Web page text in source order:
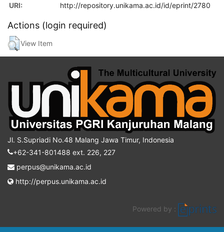
URI: http://repository.unikama.ac.id/id/eprint/2780
Actions (login required)
View Item
Jl. S.Supriadi No.48 Malang Jawa Timur, Indonesia
+62-341-801488 ext. 226, 227
perpus@unikama.ac.id
http://perpus.unikama.ac.id
Powered by :